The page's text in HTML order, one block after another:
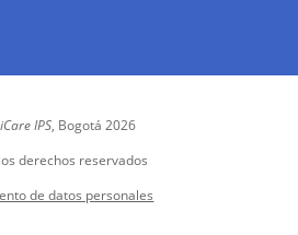
IPS, Bogotá 2026
derechos reservados
de datos personales